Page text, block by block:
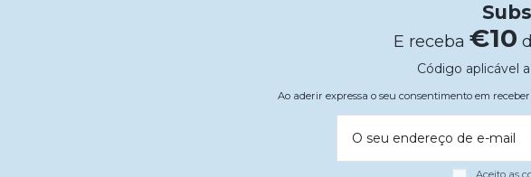
E receba €10
Código aplicável
Ao aderir expressa o seu consentimento em
O seu endereço de e-mail
Aceito as